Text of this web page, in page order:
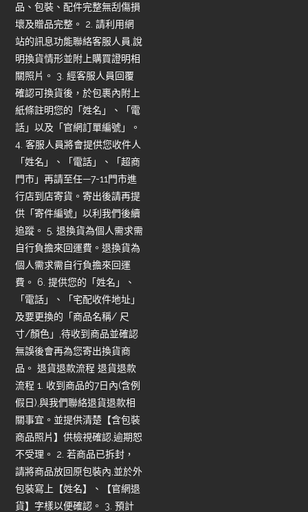
品、包裝、配件完整無刮傷損
壞及贈品完整。 2. 請利用網
站的訊息功能聯絡客服人員,說
明換貨情形並附上購買證明相
關照片。 3. 經客服人員回覆
確認可換貨後，於包裹內附上
紙條註明您的「姓名」、「電
話」以及「官網訂單編號」。
4. 客服人員將會提供您收件人
「姓名」、「電話」、「超商
門市」再請至任—7-11門市進
行店到店寄貨。寄出後請再提
供「寄件編號」以利我們後續
追蹤。 5. 退換貨為個人需求需
自行負擔來回運費。退換貨為
個人需求需自行負擔來回運
費。 6. 提供您的「姓名」、
「電話」、「宅配收件地址」
及要更換的「商品名稱/ 尺
寸/顏色」,待收到商品並確認
無誤後會再為您寄出換貨商
品。 退貨退款流程 退貨退款
流程 1. 收到商品的7日內(含例
假日),與我們聯絡退貨退款相
關事宜。並提供清楚【含包裝
商品照片】供檢視確認,逾期恕
不受理。 2. 若商品已拆封，
請將商品放回原包裝內,並於外
包裝寫上【姓名】、【官網退
貨】字樣以便確認。 3. 預計